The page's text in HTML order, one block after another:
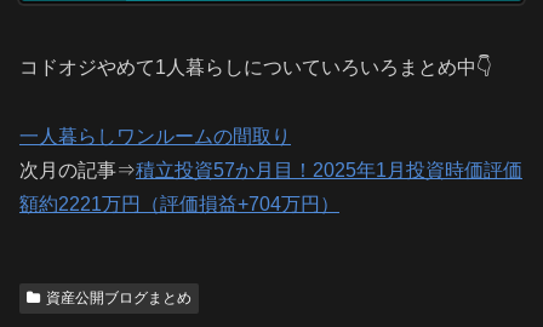
コドオジやめて1人暮らしについていろいろまとめ中👇
一人暮らしワンルームの間取り
次月の記事⇒積立投資57か月目！2025年1月投資時価評価
額約2221万円（評価損益+704万円）
資産公開ブログまとめ